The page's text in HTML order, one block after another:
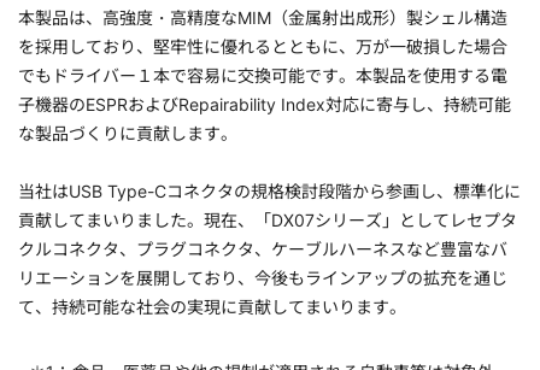
本製品は、高強度・高精度なMIM（金属射出成形）製シェル構造
を採用しており、堅牢性に優れるとともに、万が一破損した場合
でもドライバー１本で容易に交換可能です。本製品を使用する電
子機器のESPRおよびRepairability Index対応に寄与し、持続可能
な製品づくりに貢献します。
当社はUSB Type-Cコネクタの規格検討段階から参画し、標準化に
貢献してまいりました。現在、「DX07シリーズ」としてレセプタ
クルコネクタ、プラグコネクタ、ケーブルハーネスなど豊富なバ
リエーションを展開しており、今後もラインアップの拡充を通じ
て、持続可能な社会の実現に貢献してまいります。